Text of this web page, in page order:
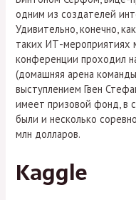
одним из создателей
Удивительно, конечно,
таких ИТ-мероприятиях
конференции проходил
(домашняя арена
выступлением Гвен
имеет призовой фонд, в
были и несколько
млн долларов.
Kaggle